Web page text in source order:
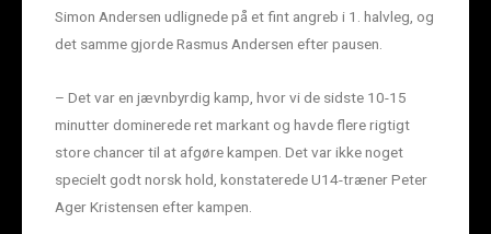
Simon Andersen udlignede på et fint angreb i 1. halvleg, og
det samme gjorde Rasmus Andersen efter pausen.
– Det var en jævnbyrdig kamp, hvor vi de sidste 10-15
minutter dominerede ret markant og havde flere rigtigt
store chancer til at afgøre kampen. Det var ikke noget
specielt godt norsk hold, konstaterede U14-træner Peter
Ager Kristensen efter kampen.